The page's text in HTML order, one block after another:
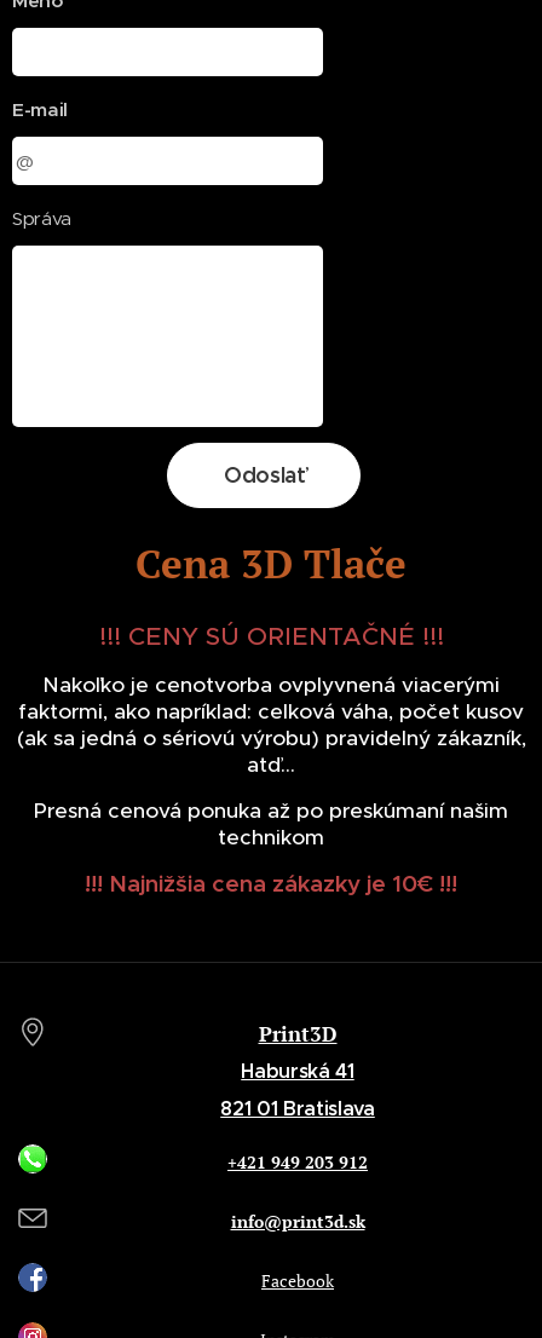
E-mail
Správa
Odoslať
Cena 3D Tlače
!!! CENY SÚ ORIENTAČNÉ !!!
Nakoľko je cenotvorba ovplyvnená viacerými
faktormi, ako napríklad: celková váha, počet kusov
(ak sa jedná o sériovú výrobu) pravidelný zákazník,
atď...
Presná cenová ponuka až po preskúmaní našim
technikom
!!! Najnižšia cena zákazky je 10€ !!!
Print3D
Haburská 41
821 01 Bratislava
+421 949 203 912
info@print3d.sk
Facebook